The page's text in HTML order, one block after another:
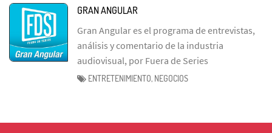
GRAN ANGULAR
Gran Angular es el programa de entrevistas,
análisis y comentario de la industria
audiovisual, por Fuera de Series
ENTRETENIMIENTO, NEGOCIOS